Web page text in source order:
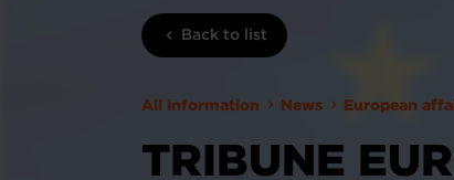
Back to list
All information News European
TRIBUNE